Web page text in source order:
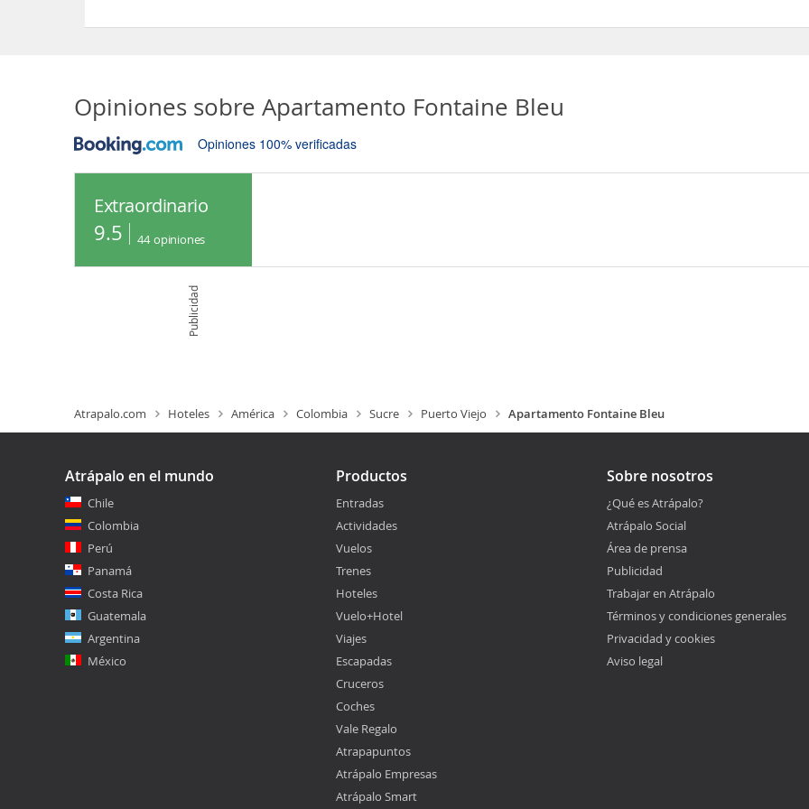
Opiniones sobre Apartamento Fontaine Bleu
Opiniones 100% verificadas
Extraordinario
9.5 44 opiniones
Publicidad
Atrapalo.com Hoteles América Colombia Sucre Puerto Viejo Apartamento Fontaine Bleu
Atrápalo en el mundo
Chile
Colombia
Perú
Panamá
Costa Rica
Guatemala
Argentina
México
Productos
Entradas
Actividades
Vuelos
Trenes
Hoteles
Vuelo+Hotel
Viajes
Escapadas
Cruceros
Coches
Vale Regalo
Atrapapuntos
Atrápalo Empresas
Atrápalo Smart
Sobre nosotros
¿Qué es Atrápalo?
Atrápalo Social
Área de prensa
Publicidad
Trabajar en Atrápalo
Términos y condiciones generales
Privacidad y cookies
Aviso legal